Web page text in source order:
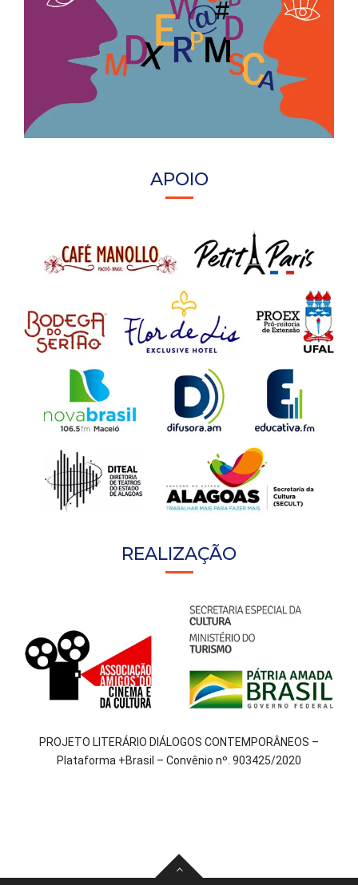
APOIO
REALIZAÇÃO
PROJETO LITERÁRIO DIÁLOGOS CONTEMPORÂNEOS –
Plataforma +Brasil – Convênio nº. 903425/2020